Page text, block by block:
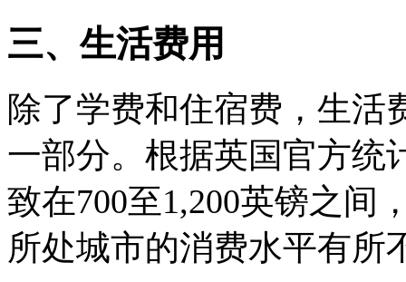
三、生活费用
除了学费和住宿费，生活
一部分。根据英国官方统
致在700至1,200英镑之间
所处城市的消费水平有所